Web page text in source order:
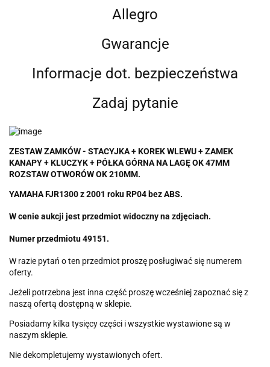
Allegro
Gwarancje
Informacje dot. bezpieczeństwa
Zadaj pytanie
ZESTAW ZAMKÓW - STACYJKA + KOREK WLEWU + ZAMEK
KANAPY + KLUCZYK + PÓŁKA GÓRNA NA LAGĘ OK 47MM
ROZSTAW OTWORÓW OK 210MM.
YAMAHA FJR1300 z 2001 roku RP04 bez ABS.
W cenie aukcji jest przedmiot widoczny na zdjęciach.
Numer przedmiotu 49151.
W razie pytań o ten przedmiot proszę posługiwać się numerem
oferty.
Jeżeli potrzebna jest inna część proszę wcześniej zapoznać się z
naszą ofertą dostępną w sklepie.
Posiadamy kilka tysięcy części i wszystkie wystawione są w
naszym sklepie.
Nie dekompletujemy wystawionych ofert.